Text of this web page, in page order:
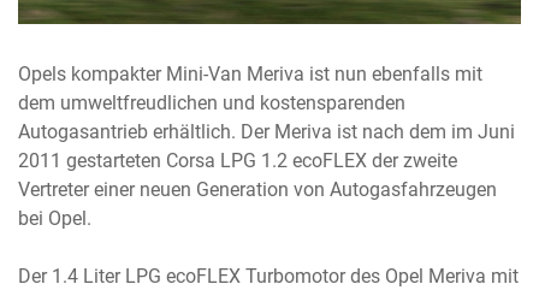
Opels kompakter Mini-Van Meriva ist nun ebenfalls mit
dem umweltfreudlichen und kostensparenden
Autogasantrieb erhältlich. Der Meriva ist nach dem im Juni
2011 gestarteten Corsa LPG 1.2 ecoFLEX der zweite
Vertreter einer neuen Generation von Autogasfahrzeugen
bei Opel.
Der 1.4 Liter LPG ecoFLEX Turbomotor des Opel Meriva mit